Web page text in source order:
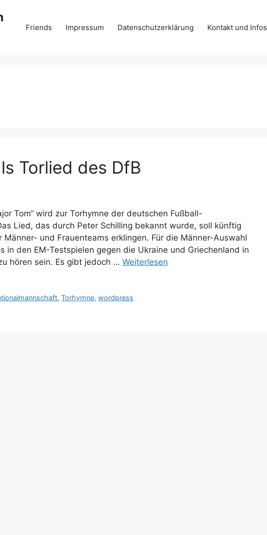
Friends Impressum Datenschutzerklärung Kontakt und Infos
Torlied des DfB
Tom“ wird zur Torhymne der deutschen Fußball-
Lied, das durch Peter Schilling bekannt wurde, soll künftig
und Frauenteams erklingen. Für die Männer-Auswahl
in den EM-Testspielen gegen die Ukraine und Griechenland in
hören sein. Es gibt jedoch … Weiterlesen
,Torhymne,wordpress